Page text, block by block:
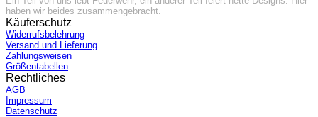
haben wir beides zusammengebracht.
Käuferschutz
Widerrufsbelehrung
Versand und Lieferung
Zahlungsweisen
Größentabellen
Rechtliches
AGB
Impressum
Datenschutz